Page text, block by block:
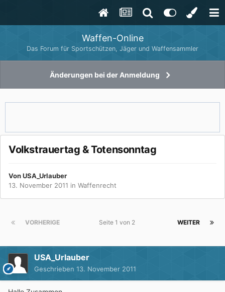
Waffen-Online
Das Forum für Sportschützen, Jäger und Waffensammler
Änderungen bei der Anmeldung
Volkstrauertag & Totensonntag
VonUSA_Urlauber
13. November 2011 in Waffenrecht
VORHERIGE WEITER
Seite 1 von 2
USA_Urlauber
Geschrieben 13. November 2011